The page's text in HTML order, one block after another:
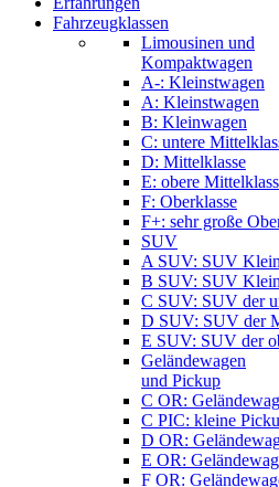
Fahrzeugklassen
Limousinen und
Kompaktwagen
A-: Kleinstwagen
A: Kleinstwagen
B: Kleinwagen
C: untere
D: Mittelklasse
E: obere
F: Oberklasse
F+: sehr große
SUV
A SUV: SUV
B SUV: SUV
C SUV: SUV der
D SUV: SUV der
E SUV: SUV der
Geländewagen
und Pickup
C OR:
C PIC: kleine
D OR:
E OR:
F OR: